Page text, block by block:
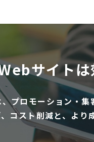
サイトは
プロモーション・
コスト削減と、より